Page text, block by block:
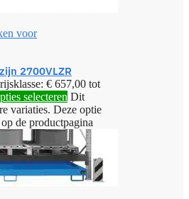
voor
2700VLZR
€ 657,00 tot
selecteren Dit
variaties. Deze optie
de productpagina